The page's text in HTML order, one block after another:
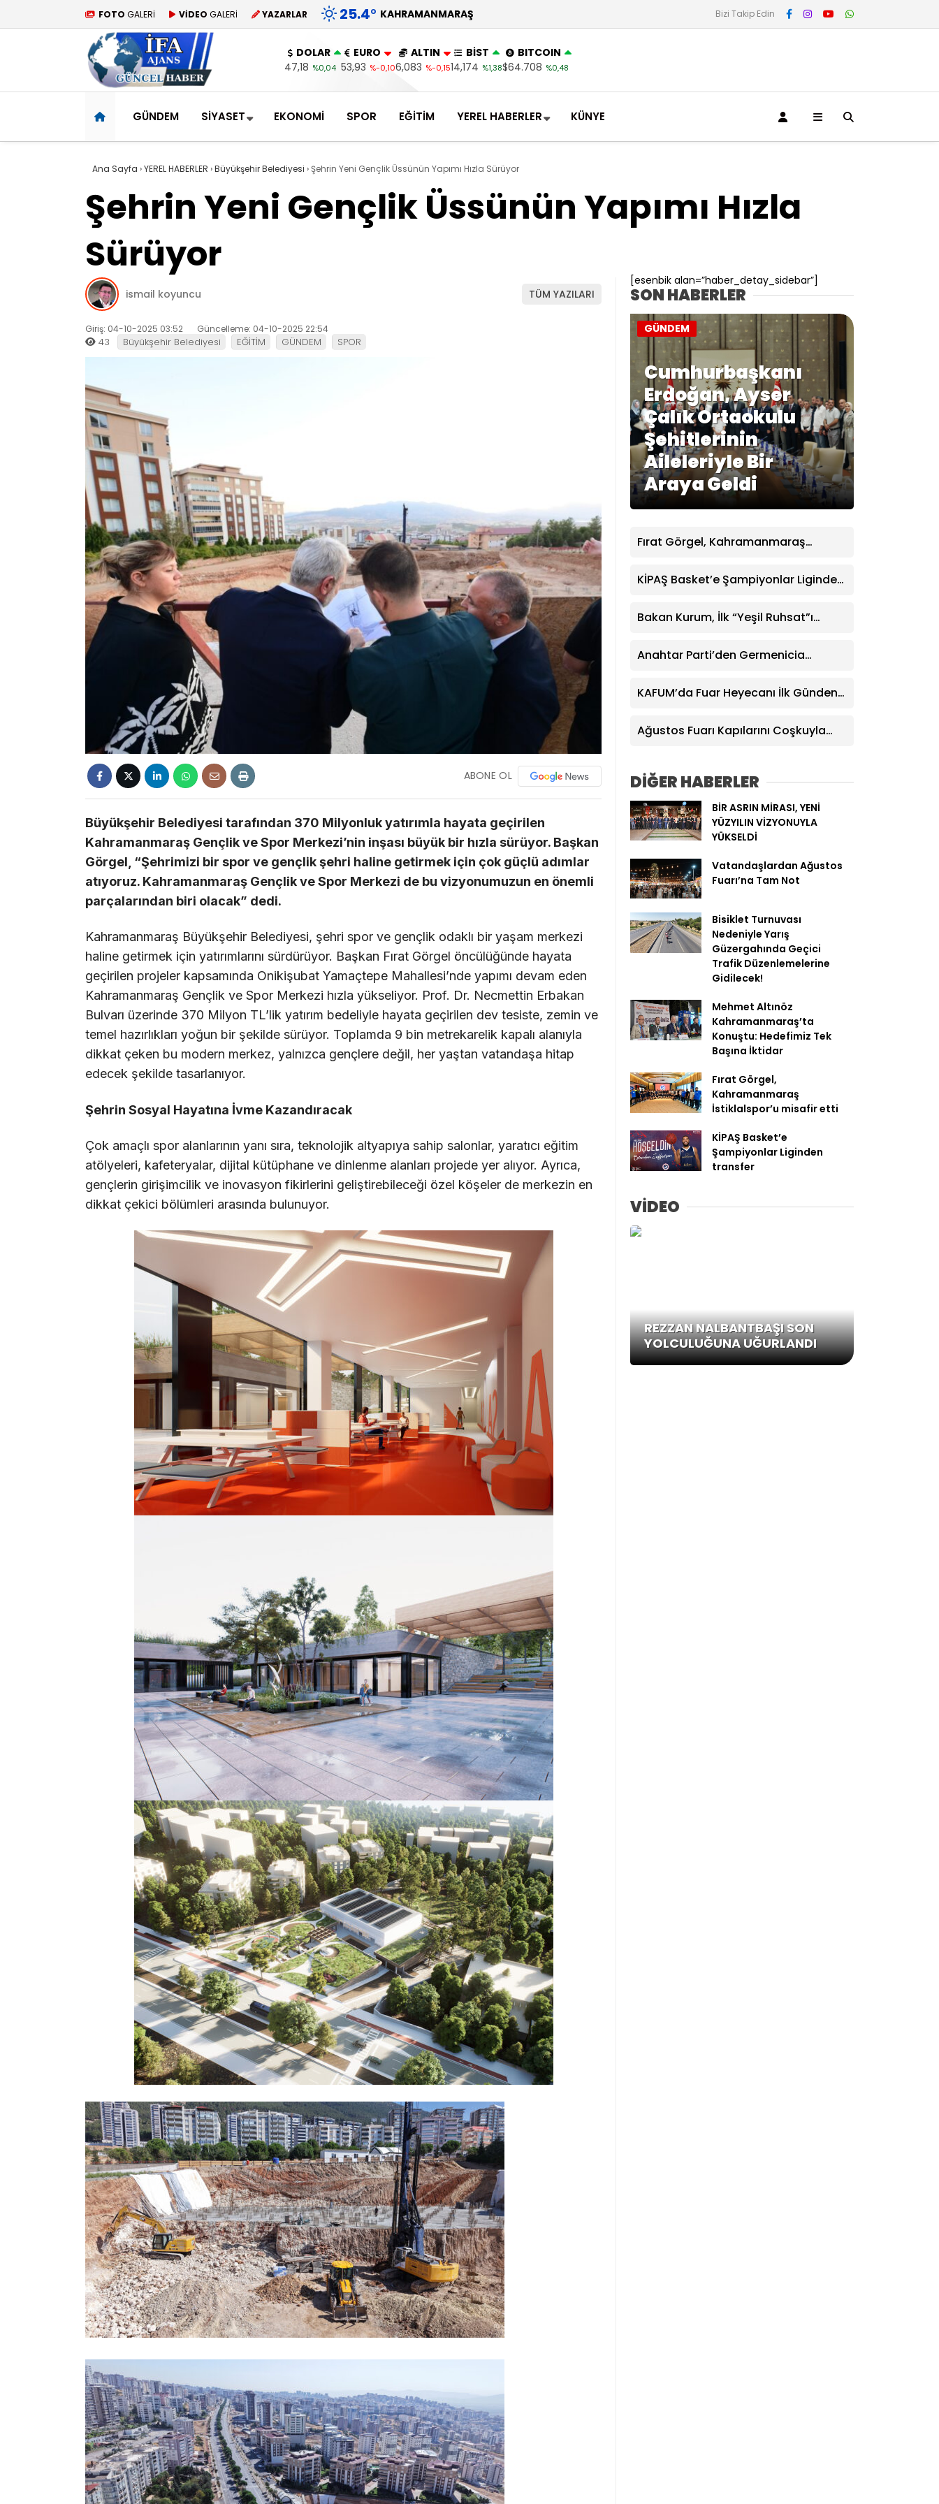
FOTO GALERİ VİDEO GALERİ YAZARLAR 25.4° KAHRAMANMARAŞ Bizi Takip Edin
DOLAR
47,18 %0,04
EURO
53,93 %-0,10
ALTIN
6,083 %-0,15
BİST
14,174 %1,38
BITCOIN
$64.708 %0,48
GÜNDEM SİYASET EKONOMİ SPOR EĞİTİM YEREL HABERLER KÜNYE
Ana Sayfa ›YEREL HABERLER ›Büyükşehir Belediyesi ›Şehrin Yeni Gençlik Üssünün Yapımı Hızla Sürüyor
Şehrin Yeni Gençlik Üssünün Yapımı Hızla
Sürüyor
ismail koyuncu TÜM YAZILARI
Giriş: 04-10-2025 03:52 Güncelleme: 04-10-2025 22:54
43 Büyükşehir Belediyesi EĞİTİM GÜNDEM SPOR
ABONE OL
Büyükşehir Belediyesi tarafından 370 Milyonluk yatırımla hayata geçirilen
Kahramanmaraş Gençlik ve Spor Merkezi’nin inşası büyük bir hızla sürüyor. Başkan
Görgel, “Şehrimizi bir spor ve gençlik şehri haline getirmek için çok güçlü adımlar
atıyoruz. Kahramanmaraş Gençlik ve Spor Merkezi de bu vizyonumuzun en önemli
parçalarından biri olacak” dedi.
Kahramanmaraş Büyükşehir Belediyesi, şehri spor ve gençlik odaklı bir yaşam merkezi
haline getirmek için yatırımlarını sürdürüyor. Başkan Fırat Görgel öncülüğünde hayata
geçirilen projeler kapsamında Onikişubat Yamaçtepe Mahallesi’nde yapımı devam eden
Kahramanmaraş Gençlik ve Spor Merkezi hızla yükseliyor. Prof. Dr. Necmettin Erbakan
Bulvarı üzerinde 370 Milyon TL’lik yatırım bedeliyle hayata geçirilen dev tesiste, zemin ve
temel hazırlıkları yoğun bir şekilde sürüyor. Toplamda 9 bin metrekarelik kapalı alanıyla
dikkat çeken bu modern merkez, yalnızca gençlere değil, her yaştan vatandaşa hitap
edecek şekilde tasarlanıyor.
Şehrin Sosyal Hayatına İvme Kazandıracak
Çok amaçlı spor alanlarının yanı sıra, teknolojik altyapıya sahip salonlar, yaratıcı eğitim
atölyeleri, kafeteryalar, dijital kütüphane ve dinlenme alanları projede yer alıyor. Ayrıca,
gençlerin girişimcilik ve inovasyon fikirlerini geliştirebileceği özel köşeler de merkezin en
dikkat çekici bölümleri arasında bulunuyor.
[esenbik alan=”haber_detay_sidebar”]
SON HABERLER
Cumhurbaşkanı
Erdoğan, Ayser
Çalık Ortaokulu
Şehitlerinin
Aileleriyle Bir
Araya Geldi
GÜNDEM
Fırat Görgel, Kahramanmaraş
KİPAŞ Basket’e Şampiyonlar Liginden
Bakan Kurum, İlk “Yeşil Ruhsat”ı
Anahtar Parti’den Germenicia
Mirası Sahipsiz Değildir”
KAFUM’da Fuar Heyecanı İlk Günden
Ağustos Fuarı Kapılarını Coşkuyla
DİĞER HABERLER
BİR ASRIN MİRASI, YENİ
YÜZYILIN VİZYONUYLA
YÜKSELDİ
Vatandaşlardan Ağustos
Fuarı’na Tam Not
Bisiklet Turnuvası
Nedeniyle Yarış
Güzergahında Geçici
Trafik Düzenlemelerine
Gidilecek!
Mehmet Altınöz
Kahramanmaraş’ta
Konuştu: Hedefimiz Tek
Başına İktidar
Fırat Görgel,
Kahramanmaraş
İstiklalspor’u misafir etti
KİPAŞ Basket’e
Şampiyonlar Liginden
transfer
VİDEO
REZZAN NALBANTBAŞI SON
YOLCULUĞUNA UĞURLANDI